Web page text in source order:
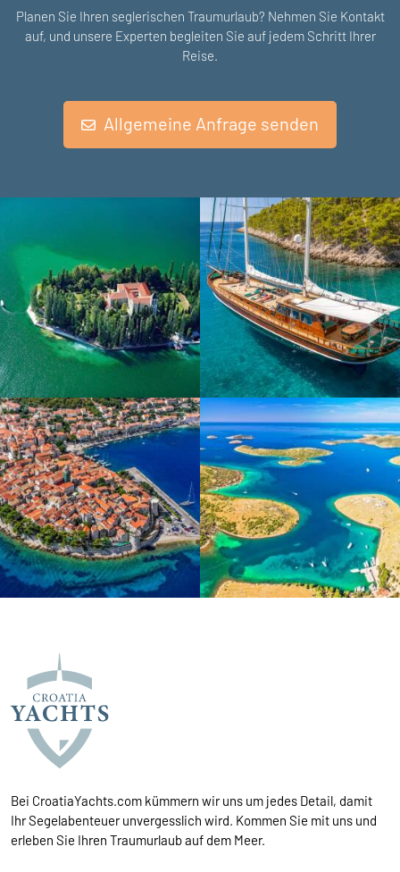
Planen Sie Ihren seglerischen Traumurlaub? Nehmen Sie Kontakt
auf, und unsere Experten begleiten Sie auf jedem Schritt Ihrer
Reise.
Allgemeine Anfrage senden
Bei CroatiaYachts.com kümmern wir uns um jedes Detail, damit
Ihr Segelabenteuer unvergesslich wird. Kommen Sie mit uns und
erleben Sie Ihren Traumurlaub auf dem Meer.